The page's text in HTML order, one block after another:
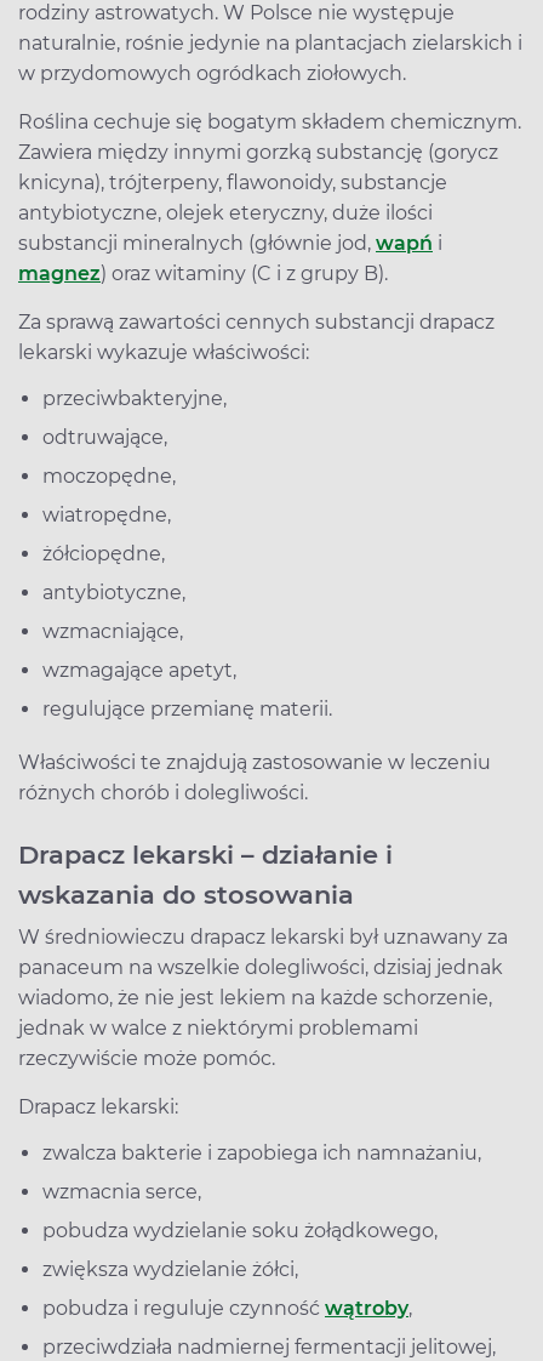
rodziny astrowatych. W Polsce nie występuje
naturalnie, rośnie jedynie na plantacjach zielarskich i
w przydomowych ogródkach ziołowych.
Roślina cechuje się bogatym składem chemicznym.
Zawiera między innymi gorzką substancję (gorycz
knicyna), trójterpeny, flawonoidy, substancje
antybiotyczne, olejek eteryczny, duże ilości
substancji mineralnych (głównie jod, wapń i
magnez) oraz witaminy (C i z grupy B).
Za sprawą zawartości cennych substancji drapacz
lekarski wykazuje właściwości:
przeciwbakteryjne,
odtruwające,
moczopędne,
wiatropędne,
żółciopędne,
antybiotyczne,
wzmacniające,
wzmagające apetyt,
regulujące przemianę materii.
Właściwości te znajdują zastosowanie w leczeniu
różnych chorób i dolegliwości.
Drapacz lekarski – działanie i
wskazania do stosowania
W średniowieczu drapacz lekarski był uznawany za
panaceum na wszelkie dolegliwości, dzisiaj jednak
wiadomo, że nie jest lekiem na każde schorzenie,
jednak w walce z niektórymi problemami
rzeczywiście może pomóc.
Drapacz lekarski:
zwalcza bakterie i zapobiega ich namnażaniu,
wzmacnia serce,
pobudza wydzielanie soku żołądkowego,
zwiększa wydzielanie żółci,
pobudza i reguluje czynność wątroby,
przeciwdziała nadmiernej fermentacji jelitowej,